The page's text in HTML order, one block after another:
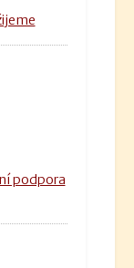
podpora